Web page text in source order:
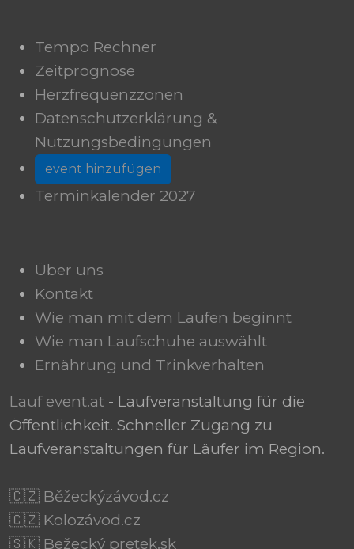
Tempo Rechner
Zeitprognose
Herzfrequenzzonen
Datenschutzerklärung &
Nutzungsbedingungen
event hinzufügen
Terminkalender 2027
Über uns
Kontakt
Wie man mit dem Laufen beginnt
Wie man Laufschuhe auswählt
Ernährung und Trinkverhalten
Lauf event.at - Laufveranstaltung für die
Öffentlichkeit. Schneller Zugang zu
Laufveranstaltungen für Läufer im Region.
🇨🇿 Běžeckýzávod.cz
🇨🇿 Kolozávod.cz
🇸🇰 Bežecký pretek.sk